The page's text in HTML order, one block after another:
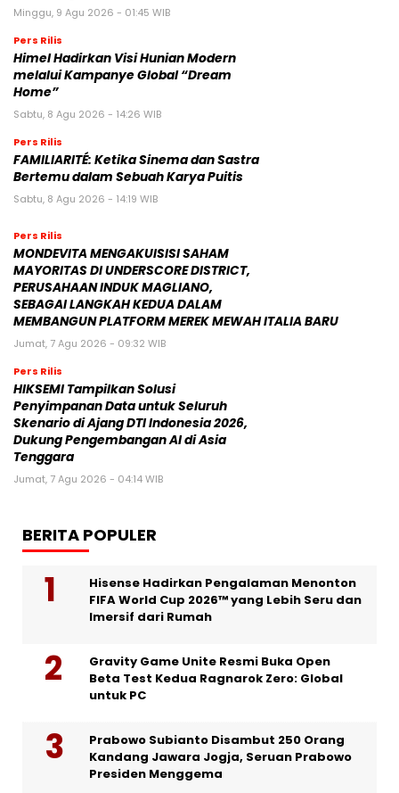
Minggu, 9 Agu 2026 - 01:45 WIB
Pers Rilis
Himel Hadirkan Visi Hunian Modern
melalui Kampanye Global “Dream
Home”
Sabtu, 8 Agu 2026 - 14:26 WIB
Pers Rilis
FAMILIARITÉ: Ketika Sinema dan Sastra
Bertemu dalam Sebuah Karya Puitis
Sabtu, 8 Agu 2026 - 14:19 WIB
Pers Rilis
MONDEVITA MENGAKUISISI SAHAM
MAYORITAS DI UNDERSCORE DISTRICT,
PERUSAHAAN INDUK MAGLIANO,
SEBAGAI LANGKAH KEDUA DALAM
MEMBANGUN PLATFORM MEREK MEWAH ITALIA BARU
Jumat, 7 Agu 2026 - 09:32 WIB
Pers Rilis
HIKSEMI Tampilkan Solusi
Penyimpanan Data untuk Seluruh
Skenario di Ajang DTI Indonesia 2026,
Dukung Pengembangan AI di Asia
Tenggara
Jumat, 7 Agu 2026 - 04:14 WIB
BERITA POPULER
Hisense Hadirkan Pengalaman Menonton
FIFA World Cup 2026™ yang Lebih Seru dan
Imersif dari Rumah
Gravity Game Unite Resmi Buka Open
Beta Test Kedua Ragnarok Zero: Global
untuk PC
Prabowo Subianto Disambut 250 Orang
Kandang Jawara Jogja, Seruan Prabowo
Presiden Menggema